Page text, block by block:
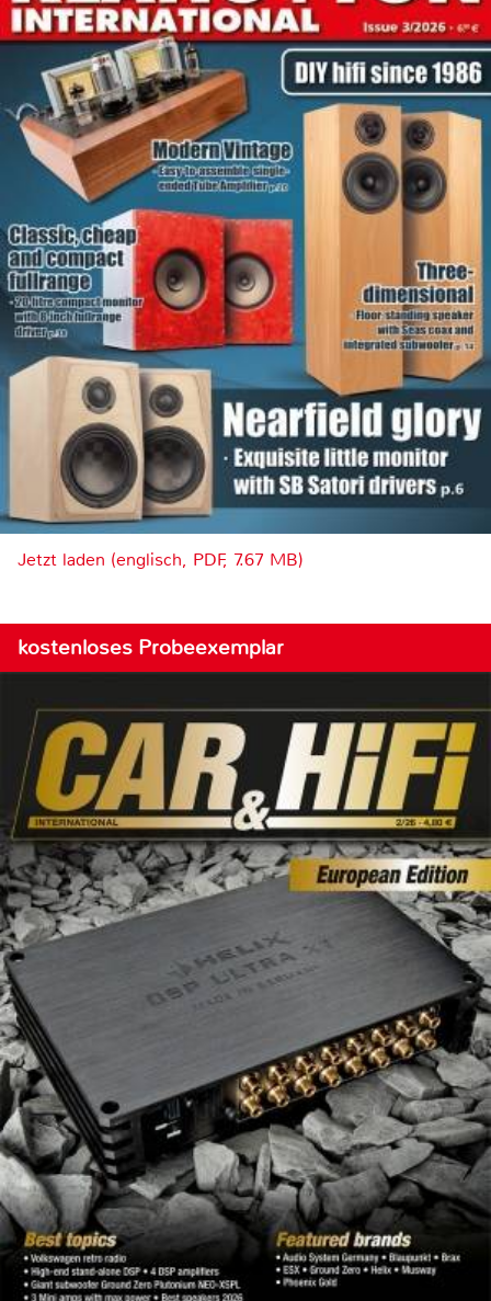
Jetzt laden (englisch, PDF, 7.67 MB)
kostenloses Probeexemplar